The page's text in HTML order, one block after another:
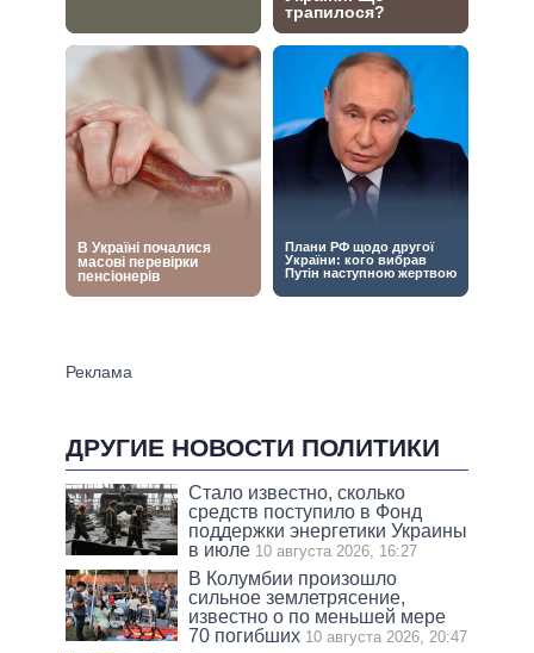
ДРУГИЕ НОВОСТИ ПОЛИТИКИ
Стало известно, сколько
средств поступило в Фонд
поддержки энергетики Украины
в июле 10 августа 2026, 16:27
В Колумбии произошло
сильное землетрясение,
известно о по меньшей мере
70 погибших 10 августа 2026, 20:47